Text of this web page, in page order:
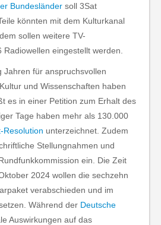
Bundesländer soll 3Sat
könnten mit dem Kulturkanal
sollen weitere TV-
eingestellt werden.
Jahren für anspruchsvollen
und Wissenschaften haben
es in einer Petition zum Erhalt des
Tage haben mehr als 130.000
Resolution unterzeichnet. Zudem
Stellungnahmen und
ein. Die Zeit
2024 wollen die sechzehn
verabschieden und im
Während der Deutsche
Auswirkungen auf das